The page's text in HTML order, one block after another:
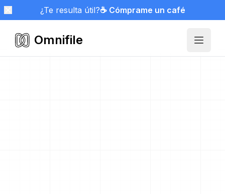
¿Te resulta útil?☕ Cómprame un café
Omnifile